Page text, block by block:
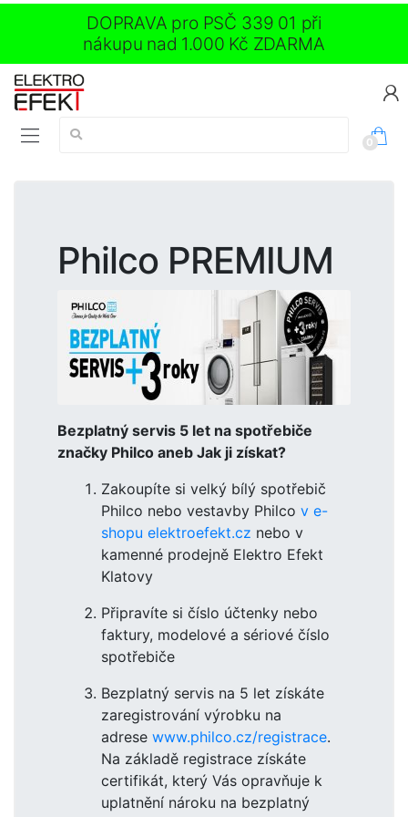
DOPRAVA pro PSČ 339 01 při
nákupu nad 1.000 Kč ZDARMA
Vyhledávání:
0
Philco PREMIUM
Bezplatný servis 5 let na spotřebiče
značky Philco aneb Jak ji získat?
Zakoupíte si velký bílý spotřebič
Philco nebo vestavby Philco v e-
shopu elektroefekt.cz nebo v
kamenné prodejně Elektro Efekt
Klatovy
Připravíte si číslo účtenky nebo
faktury, modelové a sériové číslo
spotřebiče
Bezplatný servis na 5 let získáte
zaregistrování výrobku na
adrese www.philco.cz/registrace.
Na základě registrace získáte
certifikát, který Vás opravňuje k
uplatnění nároku na bezplatný